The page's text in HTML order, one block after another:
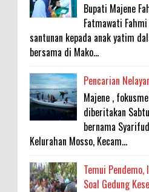
Bupati Majene
Fatmawati
santunan kepada anak yatim
bersama di Mako...
Pencarian
Majene ,
diberitakan
bernama
Kelurahan Mosso, Kecam...
Temui
Soal Gedung